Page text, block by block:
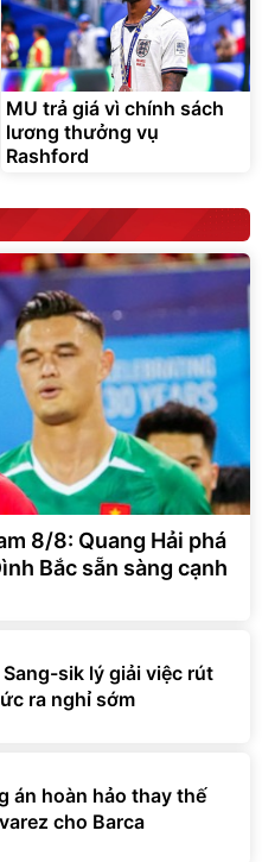
MU trả giá vì chính sách
lương thưởng vụ
Rashford
8/8: Quang Hải phá
Bắc sẵn sàng cạnh
sik lý giải việc rút
ra nghỉ sớm
án hoàn hảo thay thế
cho Barca